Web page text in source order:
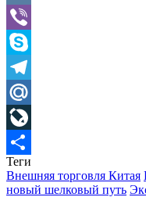
VK
Viber
Skype
Telegram
Mail.Ru
LiveJournal
Отправить
Теги
Внешняя торговля Китая
новый шелковый путь